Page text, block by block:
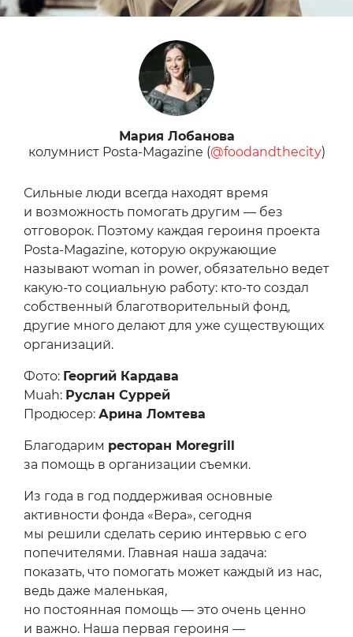
Мария Лобанова
колумнист Posta-Magazine (@foodandthecity)
Сильные люди всегда находят время
и возможность помогать другим — без
отговорок. Поэтому каждая героиня проекта
Posta-Magazine, которую окружающие
называют woman in power, обязательно ведет
какую-то социальную работу: кто-то создал
собственный благотворительный фонд,
другие много делают для уже существующих
организаций.
Фото: Георгий Кардава
Muah: Руслан Суррей
Продюсер: Арина Ломтева
Благодарим ресторан Moregrill
за помощь в организации съемки.
Из года в год поддерживая основные
активности фонда «Вера», сегодня
мы решили сделать серию интервью с его
попечителями. Главная наша задача:
показать, что помогать может каждый из нас,
ведь даже маленькая,
но постоянная помощь — это очень ценно
и важно. Наша первая героиня —